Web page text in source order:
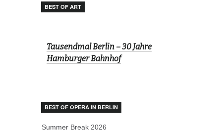
BEST OF ART
Tausendmal Berlin – 30 Jahre
Hamburger Bahnhof
BEST OF OPERA IN BERLIN
Summer Break 2026